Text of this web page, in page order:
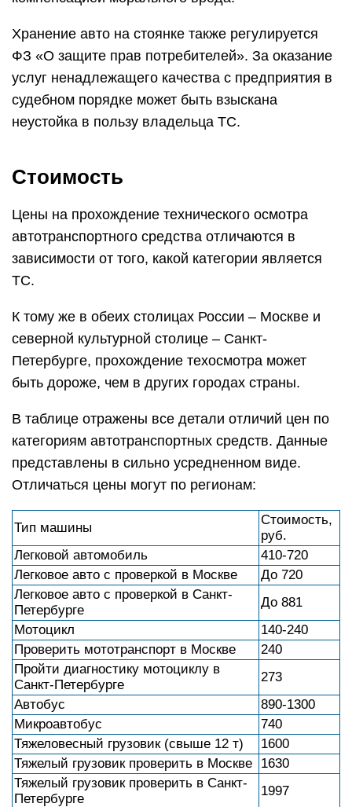
Хранение авто на стоянке также регулируется
ФЗ «О защите прав потребителей». За оказание
услуг ненадлежащего качества с предприятия в
судебном порядке может быть взыскана
неустойка в пользу владельца ТС.
Стоимость
Цены на прохождение технического осмотра
автотранспортного средства отличаются в
зависимости от того, какой категории является
ТС.
К тому же в обеих столицах России – Москве и
северной культурной столице – Санкт-
Петербурге, прохождение техосмотра может
быть дороже, чем в других городах страны.
В таблице отражены все детали отличий цен по
категориям автотранспортных средств. Данные
представлены в сильно усредненном виде.
Отличаться цены могут по регионам:
Тип машины
Стоимость,
руб.
Легковой автомобиль
410-720
Легковое авто с проверкой в Москве
До 720
Легковое авто с проверкой в Санкт-
Петербурге
До 881
Мотоцикл
140-240
Проверить мототранспорт в Москве
240
Пройти диагностику мотоциклу в
Санкт-Петербурге
273
Автобус
890-1300
Микроавтобус
740
Тяжеловесный грузовик (свыше 12 т)
1600
Тяжелый грузовик проверить в Москве
1630
Тяжелый грузовик проверить в Санкт-
Петербурге
1997